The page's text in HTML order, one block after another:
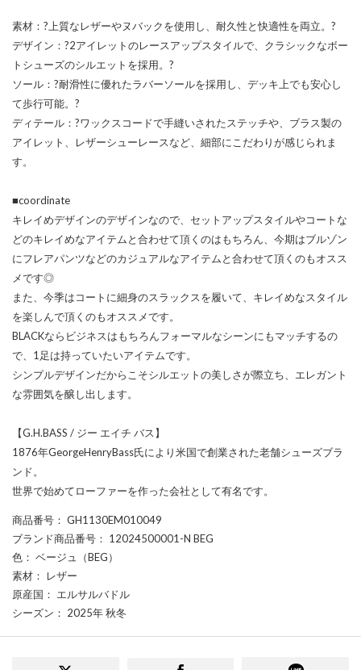
素材：?上質なレザーやヌバックを使用し、耐久性と快適性を両立。?
デザイン：?2アイレットのレースアップスタイルで、クラシックなボー
トシューズのシルエットを採用。?
ソール：?耐滑性に優れたラバーソールを採用し、デッキ上でも安心し
て歩行可能。?
ディテール：?ワックスコードで手縫いされたステッチや、ブラス製の
アイレット、レザーシューレースなど、細部にこだわりが感じられま
す。
■coordinate
キレイめデザインのデザインなので、セットアップスタイルやコートな
どのキレイめなアイテムと合わせて頂くのはもちろん、今期はブルゾン
にフレアパンツなどのカジュアルなアイテムと合わせて頂くのもオスス
メです◎
また、今季はコートに細身のスラックスを履いて、キレイめなスタイル
を楽しんで頂くのもオススメです。
BLACKならビジネスはもちろんフォーマルなシーンにもマッチするの
で、1足は持っていたいアイテムです。
シンプルデザインだからこそシルエットの美しさが際立ち、エレガント
な雰囲気を醸し出します。
【G.H.BASS / ジー エイチ バス】
1876年GeorgeHenryBass氏により米国で創業された老舗シューズブラ
ンド。
世界で始めてローファーを作った会社として有名です。
商品番号 ： GH1130EM010049
ブランド商品番号 ： 12024500001-N BEG
色 ： ベージュ（BEG）
素材 ： レザー
原産国 ： エルサルバドル
シーズン ： 2025年 秋冬